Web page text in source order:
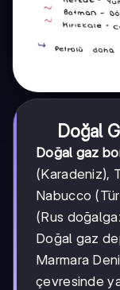
Doğal
Doğal gaz
(Karadeniz),
Nabucco
(Rus
Doğal gaz
Marmara
çevresinde